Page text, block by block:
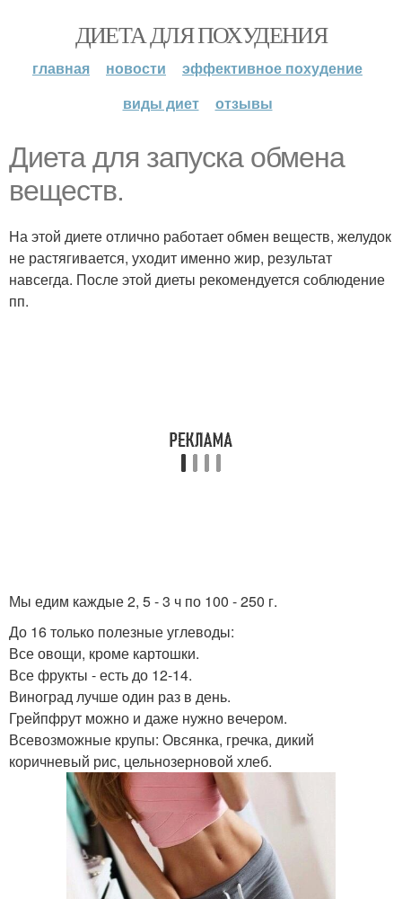
ДИЕТА ДЛЯ ПОХУДЕНИЯ
главная новости
эффективное похудение
виды диет
отзывы
Диета для запуска обмена
веществ.
На этой диете отлично работает обмен веществ, желудок
не растягивается, уходит именно жир, результат
навсегда. После этой диеты рекомендуется соблюдение
пп.
Мы едим каждые 2, 5 - 3 ч по 100 - 250 г.
До 16 только полезные углеводы:
Все овощи, кроме картошки.
Все фрукты - есть до 12-14.
Виноград лучше один раз в день.
Грейпфрут можно и даже нужно вечером.
Всевозможные крупы: Овсянка, гречка, дикий
коричневый рис, цельнозерновой хлеб.